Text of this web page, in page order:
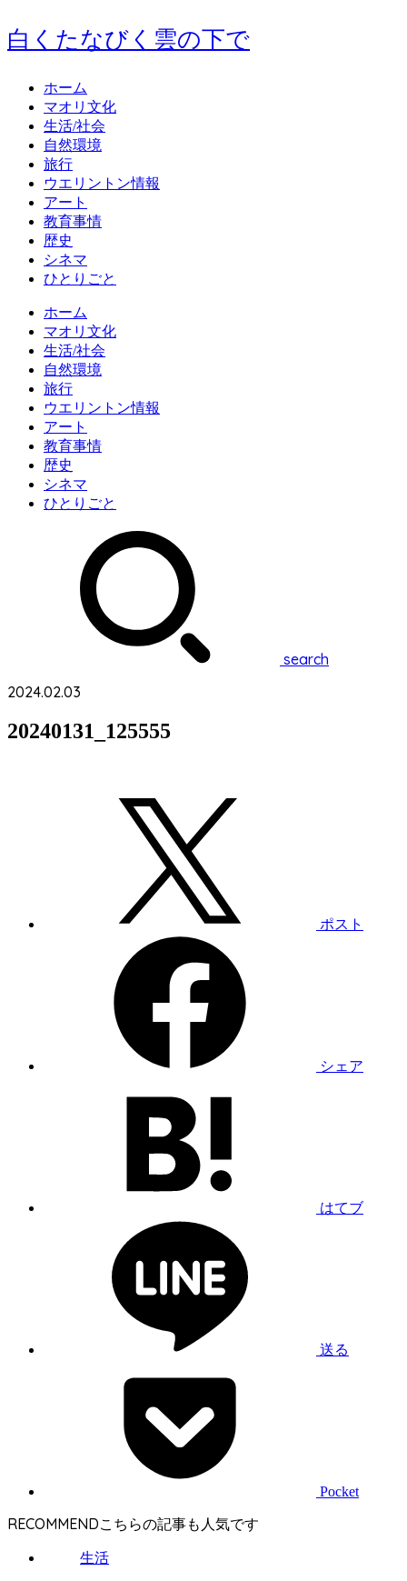
白くたなびく雲の下で
ホーム
マオリ文化
生活/社会
自然環境
旅行
ウエリントン情報
アート
教育事情
歴史
シネマ
ひとりごと
ホーム
マオリ文化
生活/社会
自然環境
旅行
ウエリントン情報
アート
教育事情
歴史
シネマ
ひとりごと
search
2024.02.03
20240131_125555
ポスト
シェア
はてブ
送る
Pocket
RECOMMEND
生活